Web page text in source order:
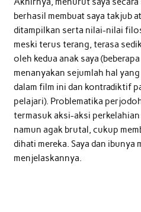
berhasil membuat saya takjub
ditampilkan serta nilai-nilai
meski terus terang, terasa
oleh kedua anak saya
menanyakan sejumlah hal
dalam film ini dan kontradiktif
pelajari). Problematika
termasuk aksi-aksi
namun agak brutal, cukup
dihati mereka. Saya dan ibunya
menjelaskannya.